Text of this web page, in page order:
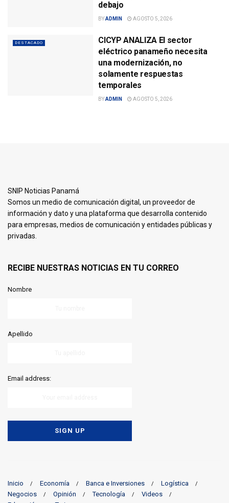
debajo
BYADMIN AGOSTO 5, 2026
DESTACADO
CICYP ANALIZA El sector
eléctrico panameño necesita
una modernización, no
solamente respuestas
temporales
BYADMIN AGOSTO 5, 2026
SNIP Noticias Panamá
Somos un medio de comunicación digital, un proveedor de
información y dato y una plataforma que desarrolla contenido
para empresas, medios de comunicación y entidades públicas y
privadas.
RECIBE NUESTRAS NOTICIAS EN TU CORREO
Nombre
Apellido
Email address:
Inicio Economía Banca e Inversiones
Logística
Negocios
Opinión Tecnología
Videos